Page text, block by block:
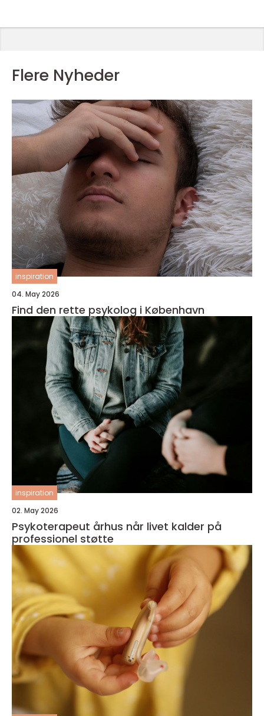
Flere Nyheder
inspiration
04. May 2026
Find den rette psykolog i København
inspiration
02. May 2026
Psykoterapeut århus når livet kalder på
professionel støtte